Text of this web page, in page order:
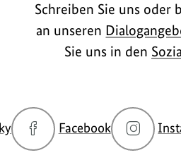
Schreiben Sie uns oder
an unseren
Sie uns in den
zur
Bluesky-Facebook
zur
Facebook-